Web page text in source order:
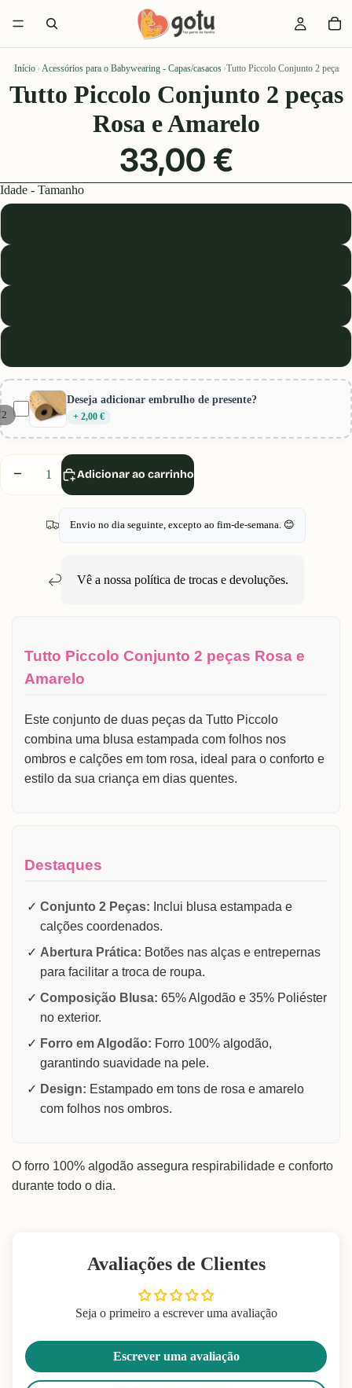
Início › Acessórios para o Babywearing - Capas/casacos ›Tutto Piccolo Conjunto 2 peças
2
Tutto Piccolo Conjunto 2 peças
Rosa e Amarelo
33,00 €
Idade - Tamanho
Deseja adicionar embrulho de presente?
+ 2,00 €
Diminuir
quantidade
Aumentar
Adicionar ao carrinho
Envio no dia seguinte, excepto ao fim-de-semana. 😊
Vê a nossa política de trocas e devoluções.
Tutto Piccolo Conjunto 2 peças Rosa e
Amarelo
Este conjunto de duas peças da Tutto Piccolo
combina uma blusa estampada com folhos nos
ombros e calções em tom rosa, ideal para o conforto e
estilo da sua criança em dias quentes.
Destaques
Conjunto 2 Peças: Inclui blusa estampada e
calções coordenados.
Abertura Prática: Botões nas alças e entrepernas
para facilitar a troca de roupa.
Composição Blusa: 65% Algodão e 35% Poliéster
no exterior.
Forro em Algodão: Forro 100% algodão,
garantindo suavidade na pele.
Design: Estampado em tons de rosa e amarelo
com folhos nos ombros.
O forro 100% algodão assegura respirabilidade e conforto
durante todo o dia.
Avaliações de Clientes
Seja o primeiro a escrever uma avaliação
Escrever uma avaliação